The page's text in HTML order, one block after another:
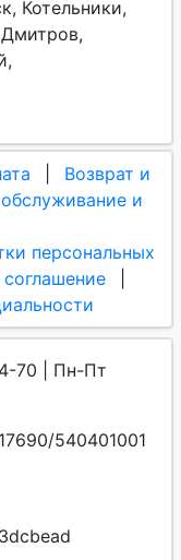
Котельники,
Возврат и
и
персональных
70 | Пн-Пт
540401001